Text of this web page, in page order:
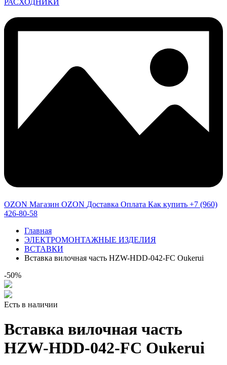
РАСХОДНИКИ
OZON Магазин OZON Доставка Оплата Как купить +7 (960)
426-80-58
Главная
ЭЛЕКТРОМОНТАЖНЫЕ ИЗДЕЛИЯ
ВСТАВКИ
Вставка вилочная часть HZW-HDD-042-FC Oukerui
-50%
Есть в наличии
Вставка вилочная часть
HZW-HDD-042-FC Oukerui